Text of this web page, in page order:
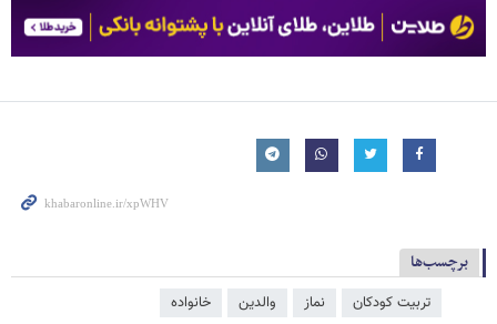
برچسب‌ها
تربیت کودکان نماز والدین خانواده